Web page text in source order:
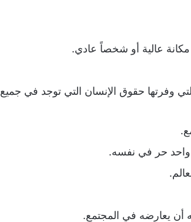
عالية أو شخصاً عادي.
وفرتها حقوق الإنسان التي توجد في جميع
حر في نفسه.
يعارضه في المجتمع.